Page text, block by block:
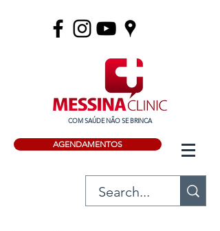
COM SAÚDE NÃO SE BRINCA
AGENDAMENTOS